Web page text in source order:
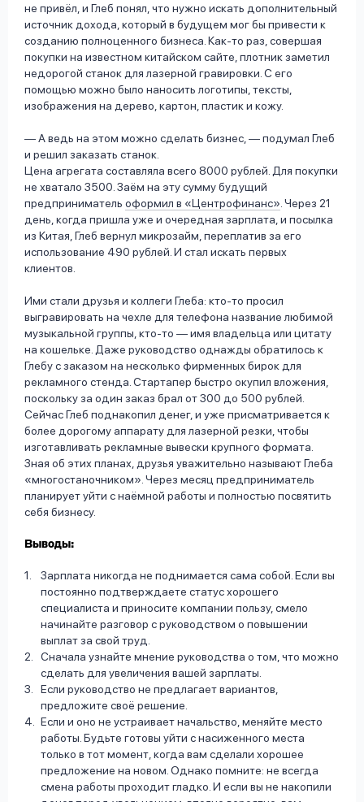
не привёл, и Глеб понял, что нужно искать дополнительный
источник дохода, который в будущем мог бы привести к
созданию полноценного бизнеса. Как-то раз, совершая
покупки на известном китайском сайте, плотник заметил
недорогой станок для лазерной гравировки. С его
помощью можно было наносить логотипы, тексты,
изображения на дерево, картон, пластик и кожу.
— А ведь на этом можно сделать бизнес, — подумал Глеб
и решил заказать станок.
Цена агрегата составляла всего 8000 рублей. Для покупки
не хватало 3500. Заём на эту сумму будущий
предприниматель оформил в «Центрофинанс» . Через 21
день, когда пришла уже и очередная зарплата, и посылка
из Китая, Глеб вернул микрозайм, переплатив за его
использование 490 рублей. И стал искать первых
клиентов.
Ими стали друзья и коллеги Глеба: кто-то просил
выгравировать на чехле для телефона название любимой
музыкальной группы, кто-то — имя владельца или цитату
на кошельке. Даже руководство однажды обратилось к
Глебу с заказом на несколько фирменных бирок для
рекламного стенда. Стартапер быстро окупил вложения,
поскольку за один заказ брал от 300 до 500 рублей.
Сейчас Глеб поднакопил денег, и уже присматривается к
более дорогому аппарату для лазерной резки, чтобы
изготавливать рекламные вывески крупного формата.
Зная об этих планах, друзья уважительно называют Глеба
«многостаночником». Через месяц предприниматель
планирует уйти с наёмной работы и полностью посвятить
себя бизнесу.
Выводы:
Зарплата никогда не поднимается сама собой. Если вы
постоянно подтверждаете статус хорошего
специалиста и приносите компании пользу, смело
начинайте разговор с руководством о повышении
выплат за свой труд.
Сначала узнайте мнение руководства о том, что можно
сделать для увеличения вашей зарплаты.
Если руководство не предлагает вариантов,
предложите своё решение.
Если и оно не устраивает начальство, меняйте место
работы. Будьте готовы уйти с насиженного места
только в тот момент, когда вам сделали хорошее
предложение на новом. Однако помните: не всегда
смена работы проходит гладко. И если вы не накопили